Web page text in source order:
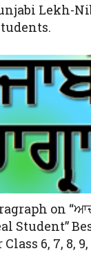
Lekh-
on
Student”
6, 7, 8,